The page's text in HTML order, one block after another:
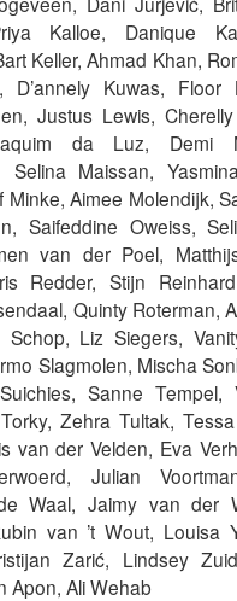
Kalloe, Danique
Keller, Ahmad Khan,
D’annely Kuwas,
Justus Lewis,
da Luz, Demi
Selina Maissan,
Minke, Aimee Molendijk,
Saifeddine Oweiss,
van der Poel,
Redder, Stijn
Quinty Roterman,
Schop, Liz Siegers,
Slagmolen, Mischa
Sanne Tempel,
Zehra Tultak,
van der Velden, Eva
Julian
Waal, Jaimy van der
van ’t Wout, Louisa
Zarić, Lindsey
Apon, Ali Wehab